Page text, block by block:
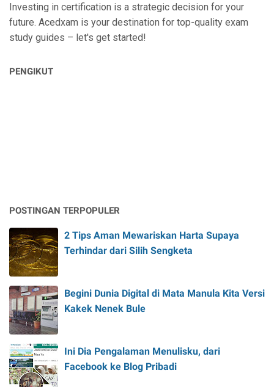
Investing in certification is a strategic decision for your
future. Acedxam is your destination for top-quality exam
study guides – let's get started!
PENGIKUT
POSTINGAN TERPOPULER
2 Tips Aman Mewariskan Harta Supaya
Terhindar dari Silih Sengketa
Begini Dunia Digital di Mata Manula Kita Versi
Kakek Nenek Bule
Ini Dia Pengalaman Menulisku, dari
Facebook ke Blog Pribadi